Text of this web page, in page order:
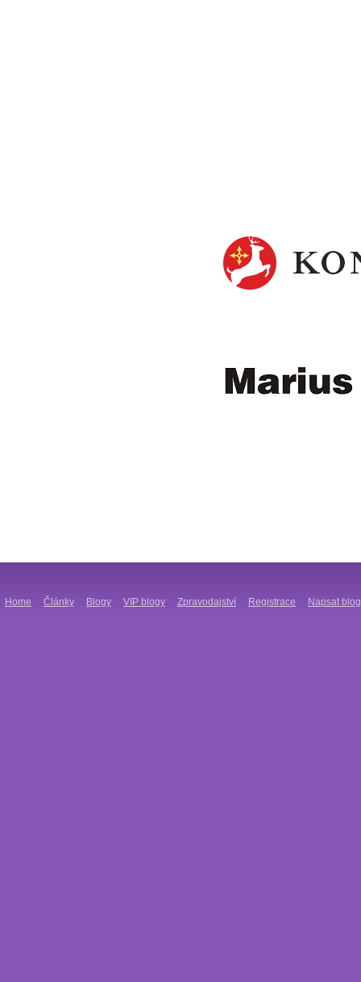
Home Články Blogy VIP blogy Zpravodajství Registrace Napsat blog